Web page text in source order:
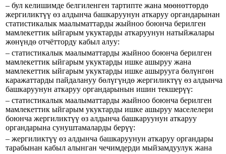
– бул келишимде белгиленген тартипте жана мөөнөттөрдө
жергиликтүү өз алдынча башкаруунун аткаруу органдарынан
статистикалык маалыматтарды жыйноо боюнча берилген
мамлекеттик ыйгарым укуктарды аткаруунун натыйжалары
жөнүндө отчётторду кабыл алуу:
– статистикалык маалыматтарды жыйноо боюнча берилген
мамлекеттик ыйгарым укуктарды ишке ашыруу жана
мамлекеттик ыйгарым укуктарды ишке ашырууга бөлүнгөн
каражаттарды пайдалануу бөлүгүндө жергиликтүү өз алдынча
башкаруунун аткаруу органдарынын ишин текшерүү:
– статистикалык маалыматтарды жыйноо боюнча берилген
мамлекеттик ыйгарым укуктарды ишке ашыруу маселелери
боюнча жергиликтүү өз алдынча башкаруунун аткаруу
органдарына сунуштамаларды берүү:
– жергиликтүү өз алдынча башкаруунун аткаруу органдары
тарабынан кабыл алынган чечимдерди мыйзамдуулук жана